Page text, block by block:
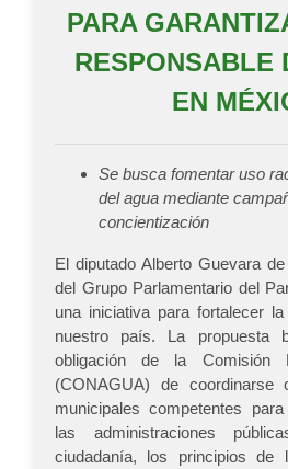
PARA
RESPONSABLE
EN
Se busca fomentar uso
del agua mediante
concientización
El diputado Alberto Guevara
del Grupo Parlamentario del
una iniciativa para fortalecer
nuestro país. La propuesta
obligación de la Comisión
(CONAGUA) de coordinarse
municipales competentes
las administraciones
ciudadanía, los principios de